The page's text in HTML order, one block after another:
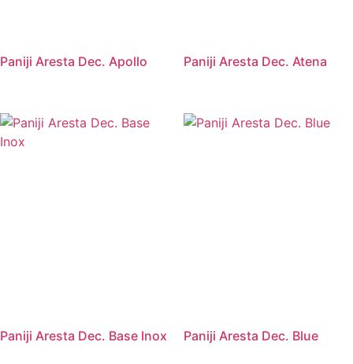
Paniji Aresta Dec. Apollo Paniji Aresta Dec. Atena
Paniji Aresta Dec. Base Inox Paniji Aresta Dec. Blue